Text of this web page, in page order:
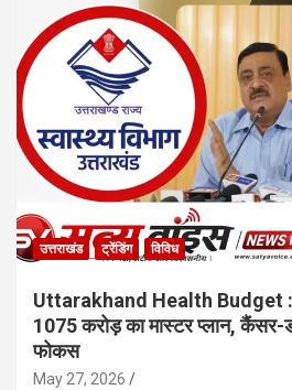
उत्तराखंड ट्रेंडिंग विविध
Uttarakhand Health Budget :
1075 करोड़ का मास्टर प्लान, कैंसर-
फोकस
May 27, 2026